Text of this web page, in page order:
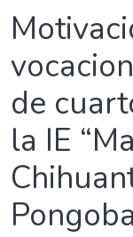
de
la IE